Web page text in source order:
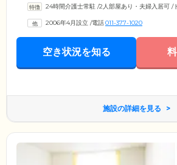
24時間介護士常駐 /2人部屋あり・夫婦入居可 /
2006年4月設立 /電話011-377-1020
空き状況を知る
施設の詳細を見る